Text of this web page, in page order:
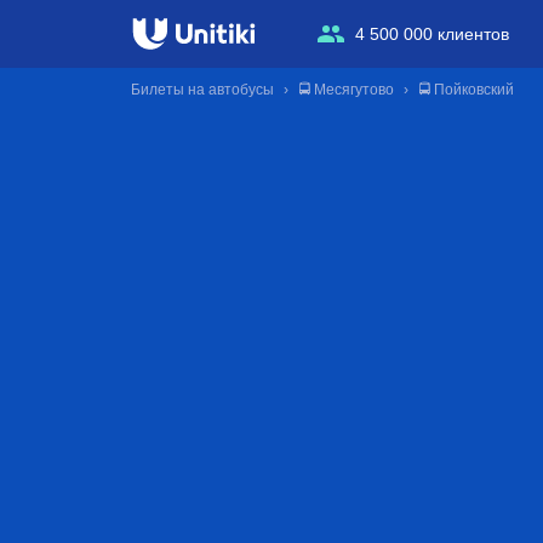
4 500 000 клиентов
Билеты на автобусы 🚍 Месягутово 🚍 Пойковский